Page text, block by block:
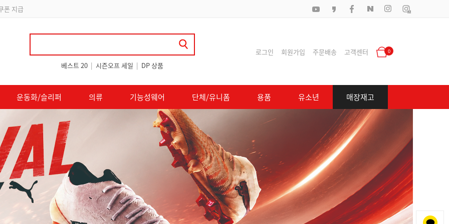
폰 지급
베스트 20 | 시즌오프 세일 | DP 상품
로그인 회원가입 주문배송 고객센터 0
운동화/슬리퍼 의류 기능성웨어 단체/유니폼 용품 유소년 매장재고